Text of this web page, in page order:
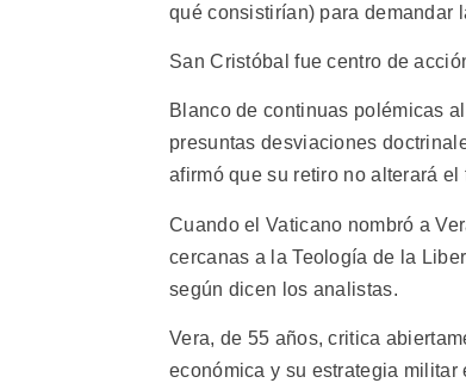
qué consistirían) para demandar
San Cristóbal fue centro de
Blanco de continuas polémicas
presuntas desviaciones
afirmó que su retiro no alterará
Cuando el Vaticano nombró a
cercanas a la Teología de la
según dicen los analistas.
Vera, de 55 años, critica
económica y su estrategia